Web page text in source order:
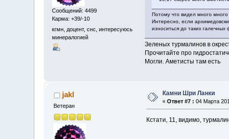
Сообщений: 4499
Карма: +39/-10
кгмн, доцент, снс, интересуюсь
минералогией
Потому что видел много много
Интересно, если
износиться до таких
Зеленых турмалинов в
Прочитайте про
Могли. Аметисты там есть
jakl
Ветеран
Камни Шри Ланки
«Ответ #7 : 04 Марта
Кстати, 11, видимо,